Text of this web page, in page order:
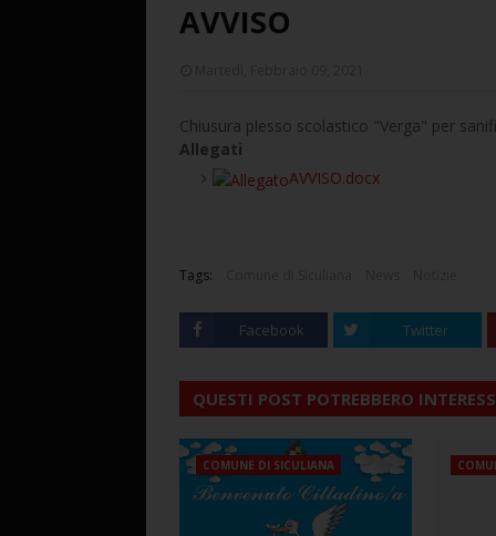
AVVISO
Chiusura plesso scolastico "Verga" per
Allegati
AVVISO.docx
Tags:
Facebook Twitter
QUESTI POST POTREBBERO
COMUNE DI SICULIANA